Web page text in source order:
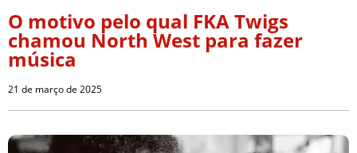
O motivo pelo qual FKA Twigs
chamou North West para fazer
música
21 de março de 2025